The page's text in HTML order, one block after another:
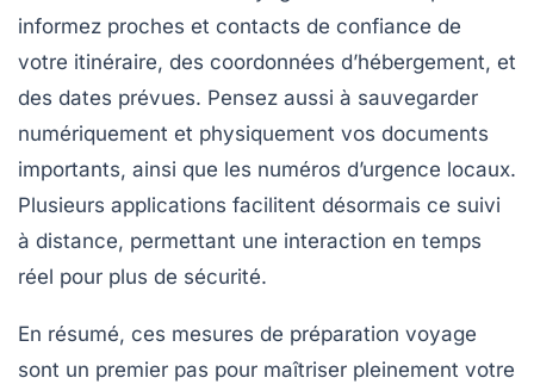
informez proches et contacts de confiance de
votre itinéraire, des coordonnées d’hébergement, et
des dates prévues. Pensez aussi à sauvegarder
numériquement et physiquement vos documents
importants, ainsi que les numéros d’urgence locaux.
Plusieurs applications facilitent désormais ce suivi
à distance, permettant une interaction en temps
réel pour plus de sécurité.
En résumé, ces mesures de préparation voyage
sont un premier pas pour maîtriser pleinement votre